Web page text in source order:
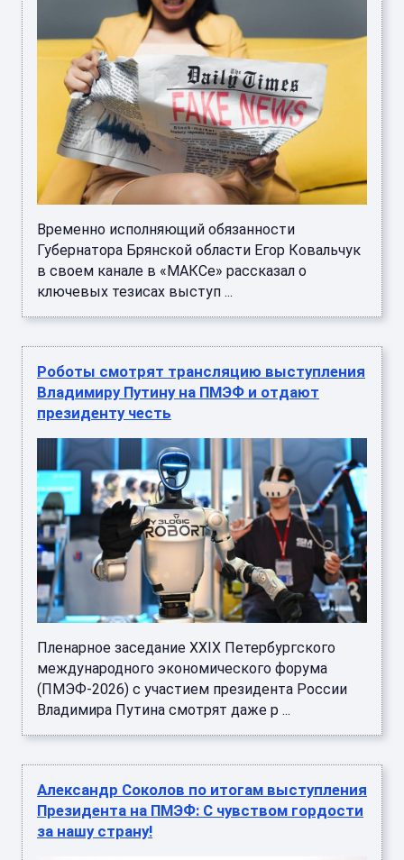
Временно исполняющий обязанности
Губернатора Брянской области Егор Ковальчук
в своем канале в «МАКСе» рассказал о
ключевых тезисах выступ ...
Роботы смотрят трансляцию выступления
Владимиру Путину на ПМЭФ и отдают
президенту честь
Пленарное заседание XXIX Петербургского
международного экономического форума
(ПМЭФ-2026) с участием президента России
Владимира Путина смотрят даже р ...
Александр Соколов по итогам выступления
Президента на ПМЭФ: С чувством гордости
за нашу страну!